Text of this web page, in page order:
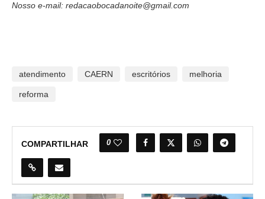
Nosso e-mail: redacaobocadanoite@gmail.com
atendimento CAERN escritórios melhoria
reforma
COMPARTILHAR 0